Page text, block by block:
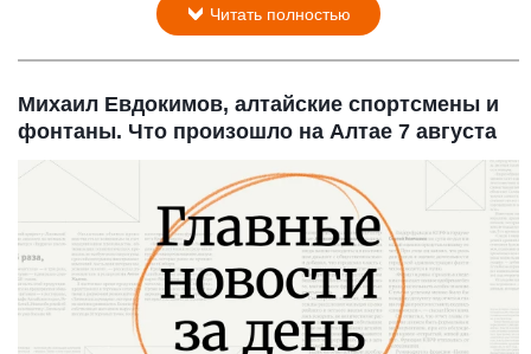
Читать полностью
Михаил Евдокимов, алтайские спортсмены и
фонтаны. Что произошло на Алтае 7 августа